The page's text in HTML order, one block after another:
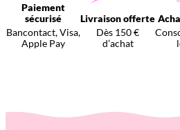
Paiement
sécurisé
Bancontact, Visa,
Apple Pay
Livraison offerte
Dès 150 €
d’achat